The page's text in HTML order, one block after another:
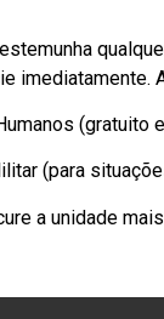
imediatamente.
(gratuito
(para
a unidade